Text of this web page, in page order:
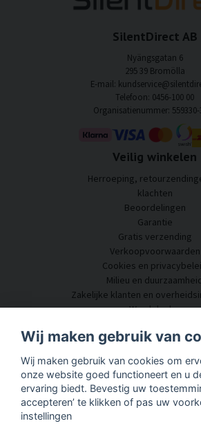
SilentDirect AB
Nyängsgatan 6
295 39 Bromölla
E-mail:
Telefoon: 0456-100 00
Organisatienummer: 559330-
Veilig winkelen
Herroeping,
klachten
Beoordelingen
Garantie
Gratis verzending
Verkoopvoorwaarden
Cookies en
Milieu en
Zakelijke klanten en
Word dealer
Klantenservice
Neem contact met ons
Akoestisch advies
Montage en installatie
Vragen en antwoorden
Wij maken gebruik van
Wij maken gebruik van cookies om
onze website goed functioneert en u
ervaring biedt. Bevestig uw
accepteren’ te klikken of pas uw
instellingen